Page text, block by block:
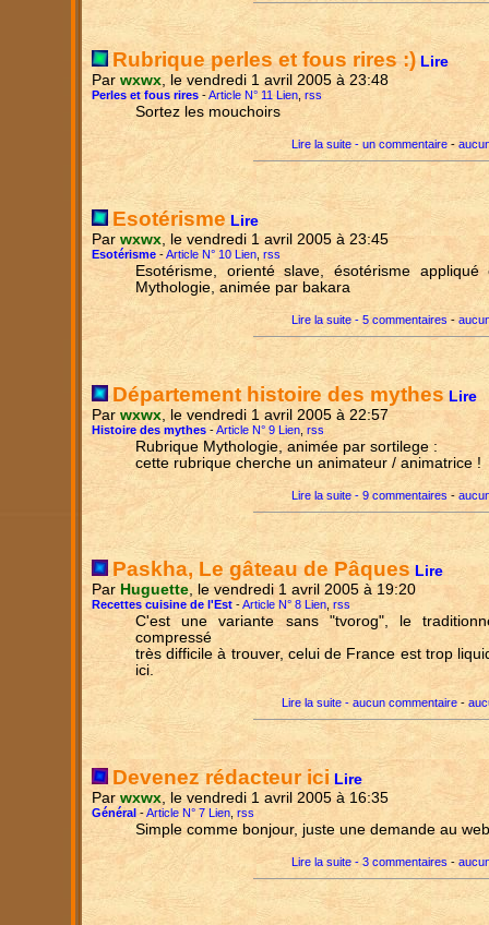
Rubrique perles et fous rires :) Lire
Par wxwx, le vendredi 1 avril 2005 à 23:48
Perles et fous rires -Article N° 11 Lien rss
Sortez les mouchoirs
Lire la suite - un commentaire -
Esotérisme Lire
Par wxwx, le vendredi 1 avril 2005 à 23:45
Esotérisme -Article N° 10 Lien rss
Esotérisme, orienté slave, ésotérisme
Mythologie, animée par bakara
Lire la suite - 5 commentaires -
Département histoire des mythes Lire
Par wxwx , le vendredi 1 avril 2005 à 22:57
Histoire des mythes -Article N° 9 Lien rss
Rubrique Mythologie, animée par sortilege :
cette rubrique cherche un animateur / animatrice !
Lire la suite - 9 commentaires -
Paskha, Le gâteau de Pâques Lire
Par Huguette, le vendredi 1 avril 2005 à 19:20
Recettes cuisine de l'Est -Article N° 8 Lien, rss
C'est une variante sans "tvorog", le
compressé
très difficile à trouver, celui de France est trop
ici.
Lire la suite - aucun commentaire -
Devenez rédacteur ici Lire
Par wxwx, le vendredi 1 avril 2005 à 16:35
Général -Article N° 7 Lien rss
Simple comme bonjour, juste une demande au
Lire la suite - 3 commentaires -